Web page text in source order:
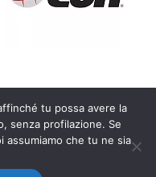
fotografia naturalistica
|
tu possa avere la
senza profilazione. Se
che tu ne sia